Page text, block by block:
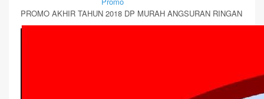
PROMO AKHIR TAHUN 2018 DP MURAH ANGSURAN RINGAN